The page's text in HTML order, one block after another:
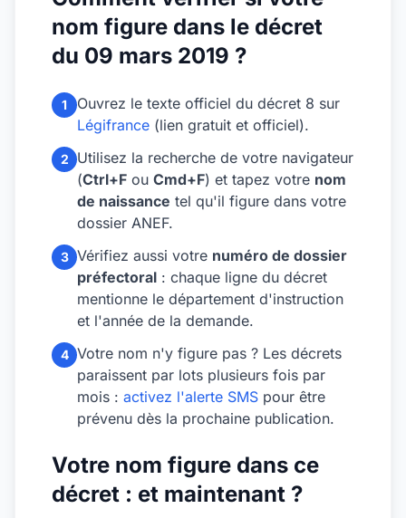
nom figure dans le décret
du 09 mars 2019 ?
1
Ouvrez le texte officiel du décret 8 sur
Légifrance (lien gratuit et officiel).
2
Utilisez la recherche de votre navigateur
(Ctrl+F ou Cmd+F) et tapez votre nom
de naissance tel qu'il figure dans votre
dossier ANEF.
3 Vérifiez aussi votre numéro de dossier
préfectoral : chaque ligne du décret
mentionne le département d'instruction
et l'année de la demande.
4 Votre nom n'y figure pas ? Les décrets
paraissent par lots plusieurs fois par
mois : activez l'alerte SMS pour être
prévenu dès la prochaine publication.
Votre nom figure dans ce
décret : et maintenant ?